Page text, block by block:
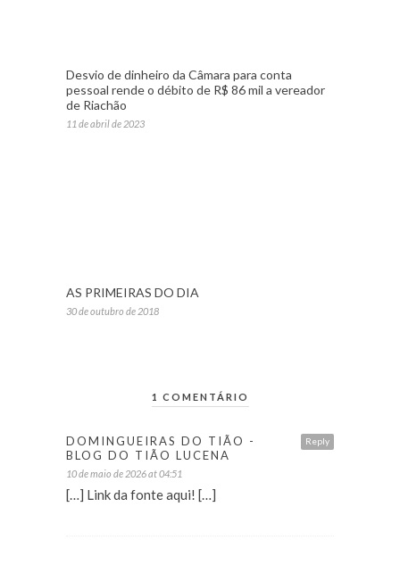
Desvio de dinheiro da Câmara para conta
pessoal rende o débito de R$ 86 mil a vereador
de Riachão
11 de abril de 2023
AS PRIMEIRAS DO DIA
30 de outubro de 2018
1 COMENTÁRIO
Reply
DOMINGUEIRAS DO TIÃO -
BLOG DO TIÃO LUCENA
10 de maio de 2026 at 04:51
[…] Link da fonte aqui! […]